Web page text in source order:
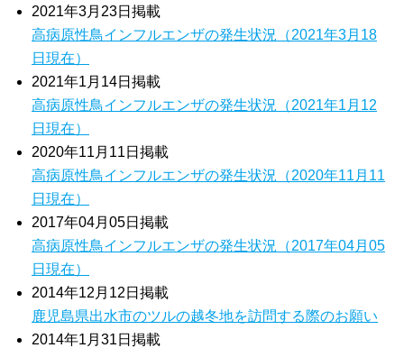
2021年3月23日掲載
高病原性鳥インフルエンザの発生状況（2021年3月18
日現在）
2021年1月14日掲載
高病原性鳥インフルエンザの発生状況（2021年1月12
日現在）
2020年11月11日掲載
高病原性鳥インフルエンザの発生状況（2020年11月11
日現在）
2017年04月05日掲載
高病原性鳥インフルエンザの発生状況（2017年04月05
日現在）
2014年12月12日掲載
鹿児島県出水市のツルの越冬地を訪問する際のお願い
2014年1月31日掲載